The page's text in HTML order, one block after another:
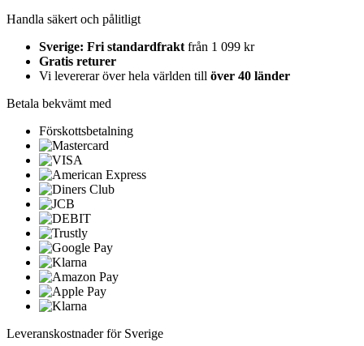
Handla säkert och pålitligt
Sverige: Fri standardfraktfrån 1 099 kr
Gratis returer
Vi levererar över hela världen till över 40 länder
Betala bekvämt med
Förskottsbetalning
Leveranskostnader för Sverige